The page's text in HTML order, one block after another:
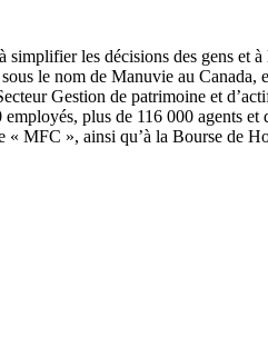
les décisions des gens et
le nom de Manuvie au
Gestion de patrimoine et
plus de 116 000 agents
MFC », ainsi qu’à la Bourse de